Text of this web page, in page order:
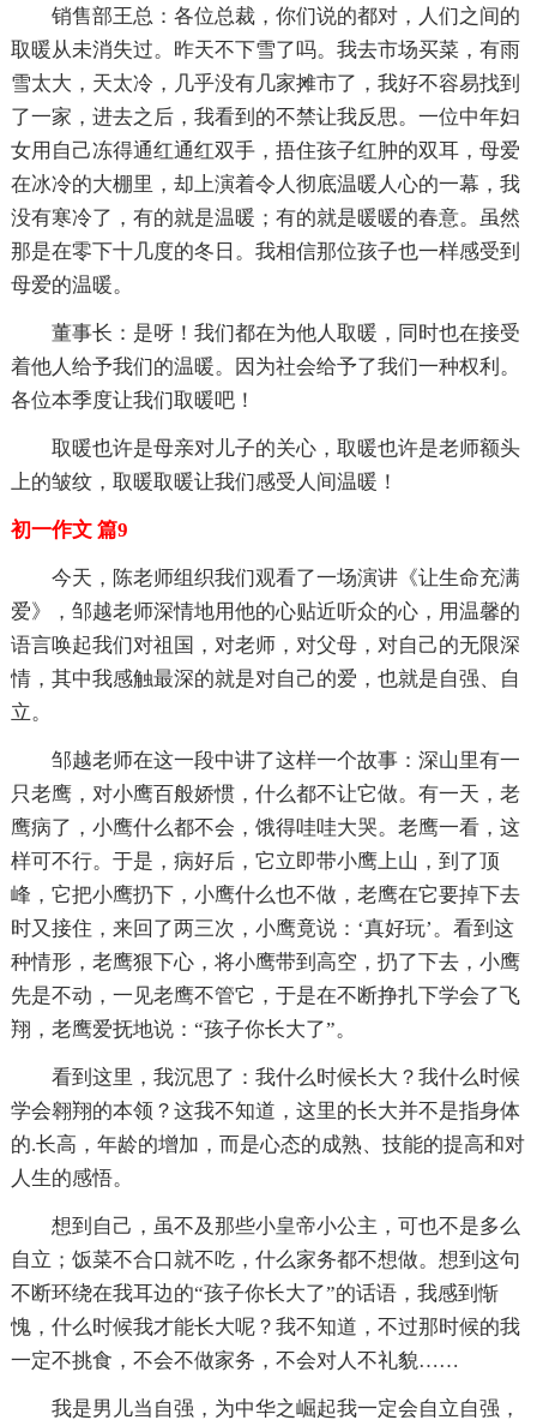
销售部王总：各位总裁，你们说的都对，人们之间的
取暖从未消失过。昨天不下雪了吗。我去市场买菜，有雨
雪太大，天太冷，几乎没有几家摊市了，我好不容易找到
了一家，进去之后，我看到的不禁让我反思。一位中年妇
女用自己冻得通红通红双手，捂住孩子红肿的双耳，母爱
在冰冷的大棚里，却上演着令人彻底温暖人心的一幕，我
没有寒冷了，有的就是温暖；有的就是暖暖的春意。虽然
那是在零下十几度的冬日。我相信那位孩子也一样感受到
母爱的温暖。
董事长：是呀！我们都在为他人取暖，同时也在接受
着他人给予我们的温暖。因为社会给予了我们一种权利。
各位本季度让我们取暖吧！
取暖也许是母亲对儿子的关心，取暖也许是老师额头
上的皱纹，取暖取暖让我们感受人间温暖！
初一作文 篇9
今天，陈老师组织我们观看了一场演讲《让生命充满
爱》，邹越老师深情地用他的心贴近听众的心，用温馨的
语言唤起我们对祖国，对老师，对父母，对自己的无限深
情，其中我感触最深的就是对自己的爱，也就是自强、自
立。
邹越老师在这一段中讲了这样一个故事：深山里有一
只老鹰，对小鹰百般娇惯，什么都不让它做。有一天，老
鹰病了，小鹰什么都不会，饿得哇哇大哭。老鹰一看，这
样可不行。于是，病好后，它立即带小鹰上山，到了顶
峰，它把小鹰扔下，小鹰什么也不做，老鹰在它要掉下去
时又接住，来回了两三次，小鹰竟说：‘真好玩’。看到这
种情形，老鹰狠下心，将小鹰带到高空，扔了下去，小鹰
先是不动，一见老鹰不管它，于是在不断挣扎下学会了飞
翔，老鹰爱抚地说：“孩子你长大了”。
看到这里，我沉思了：我什么时候长大？我什么时候
学会翱翔的本领？这我不知道，这里的长大并不是指身体
的.长高，年龄的增加，而是心态的成熟、技能的提高和对
人生的感悟。
想到自己，虽不及那些小皇帝小公主，可也不是多么
自立；饭菜不合口就不吃，什么家务都不想做。想到这句
不断环绕在我耳边的“孩子你长大了”的话语，我感到惭
愧，什么时候我才能长大呢？我不知道，不过那时候的我
一定不挑食，不会不做家务，不会对人不礼貌……
我是男儿当自强，为中华之崛起我一定会自立自强，